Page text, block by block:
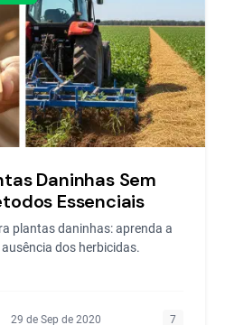
Daninhas Sem
Essenciais
plantas daninhas: aprenda a
dos herbicidas.
29 de Sep de 2020 7